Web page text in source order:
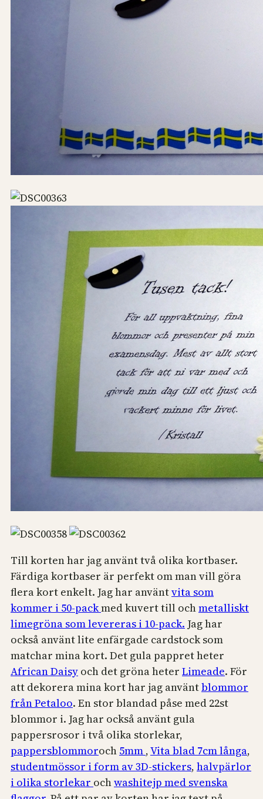
Till korten har jag använt två olika kortbaser.
Färdiga kortbaser är perfekt om man vill göra
flera kort enkelt. Jag har använtvita som
kommer i 50-packmed kuvert till ochmetalliskt
limegröna som levereras i 10-pack. Jag har
också använt lite enfärgade cardstock som
matchar mina kort. Det gula pappret heter
African Daisy och det gröna heter Limeade. För
att dekorera mina kort har jag använtblommor
från Petaloo. En stor blandad påse med 22st
blommor i. Jag har också använt gula
pappersrosor i två olika storlekar,
pappersblommoroch 5mm ,Vita blad 7cm långa,
studentmössor i form av 3D-stickers, halvpärlor
i olika storlekar ochwashitejp med svenska